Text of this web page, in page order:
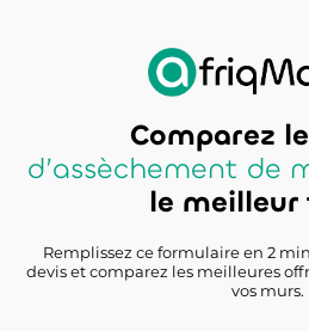
Comparez
d’assèchement de
le
Remplissez ce formulaire en 2
devis et comparez les meilleures
vos murs.